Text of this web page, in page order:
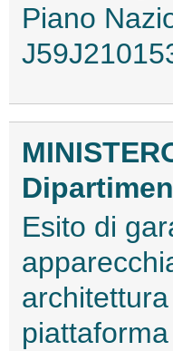
Piano
Esito di